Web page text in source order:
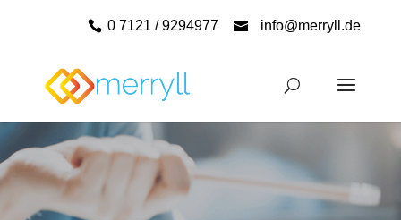
0 7121 / 9294977 info@merryll.de